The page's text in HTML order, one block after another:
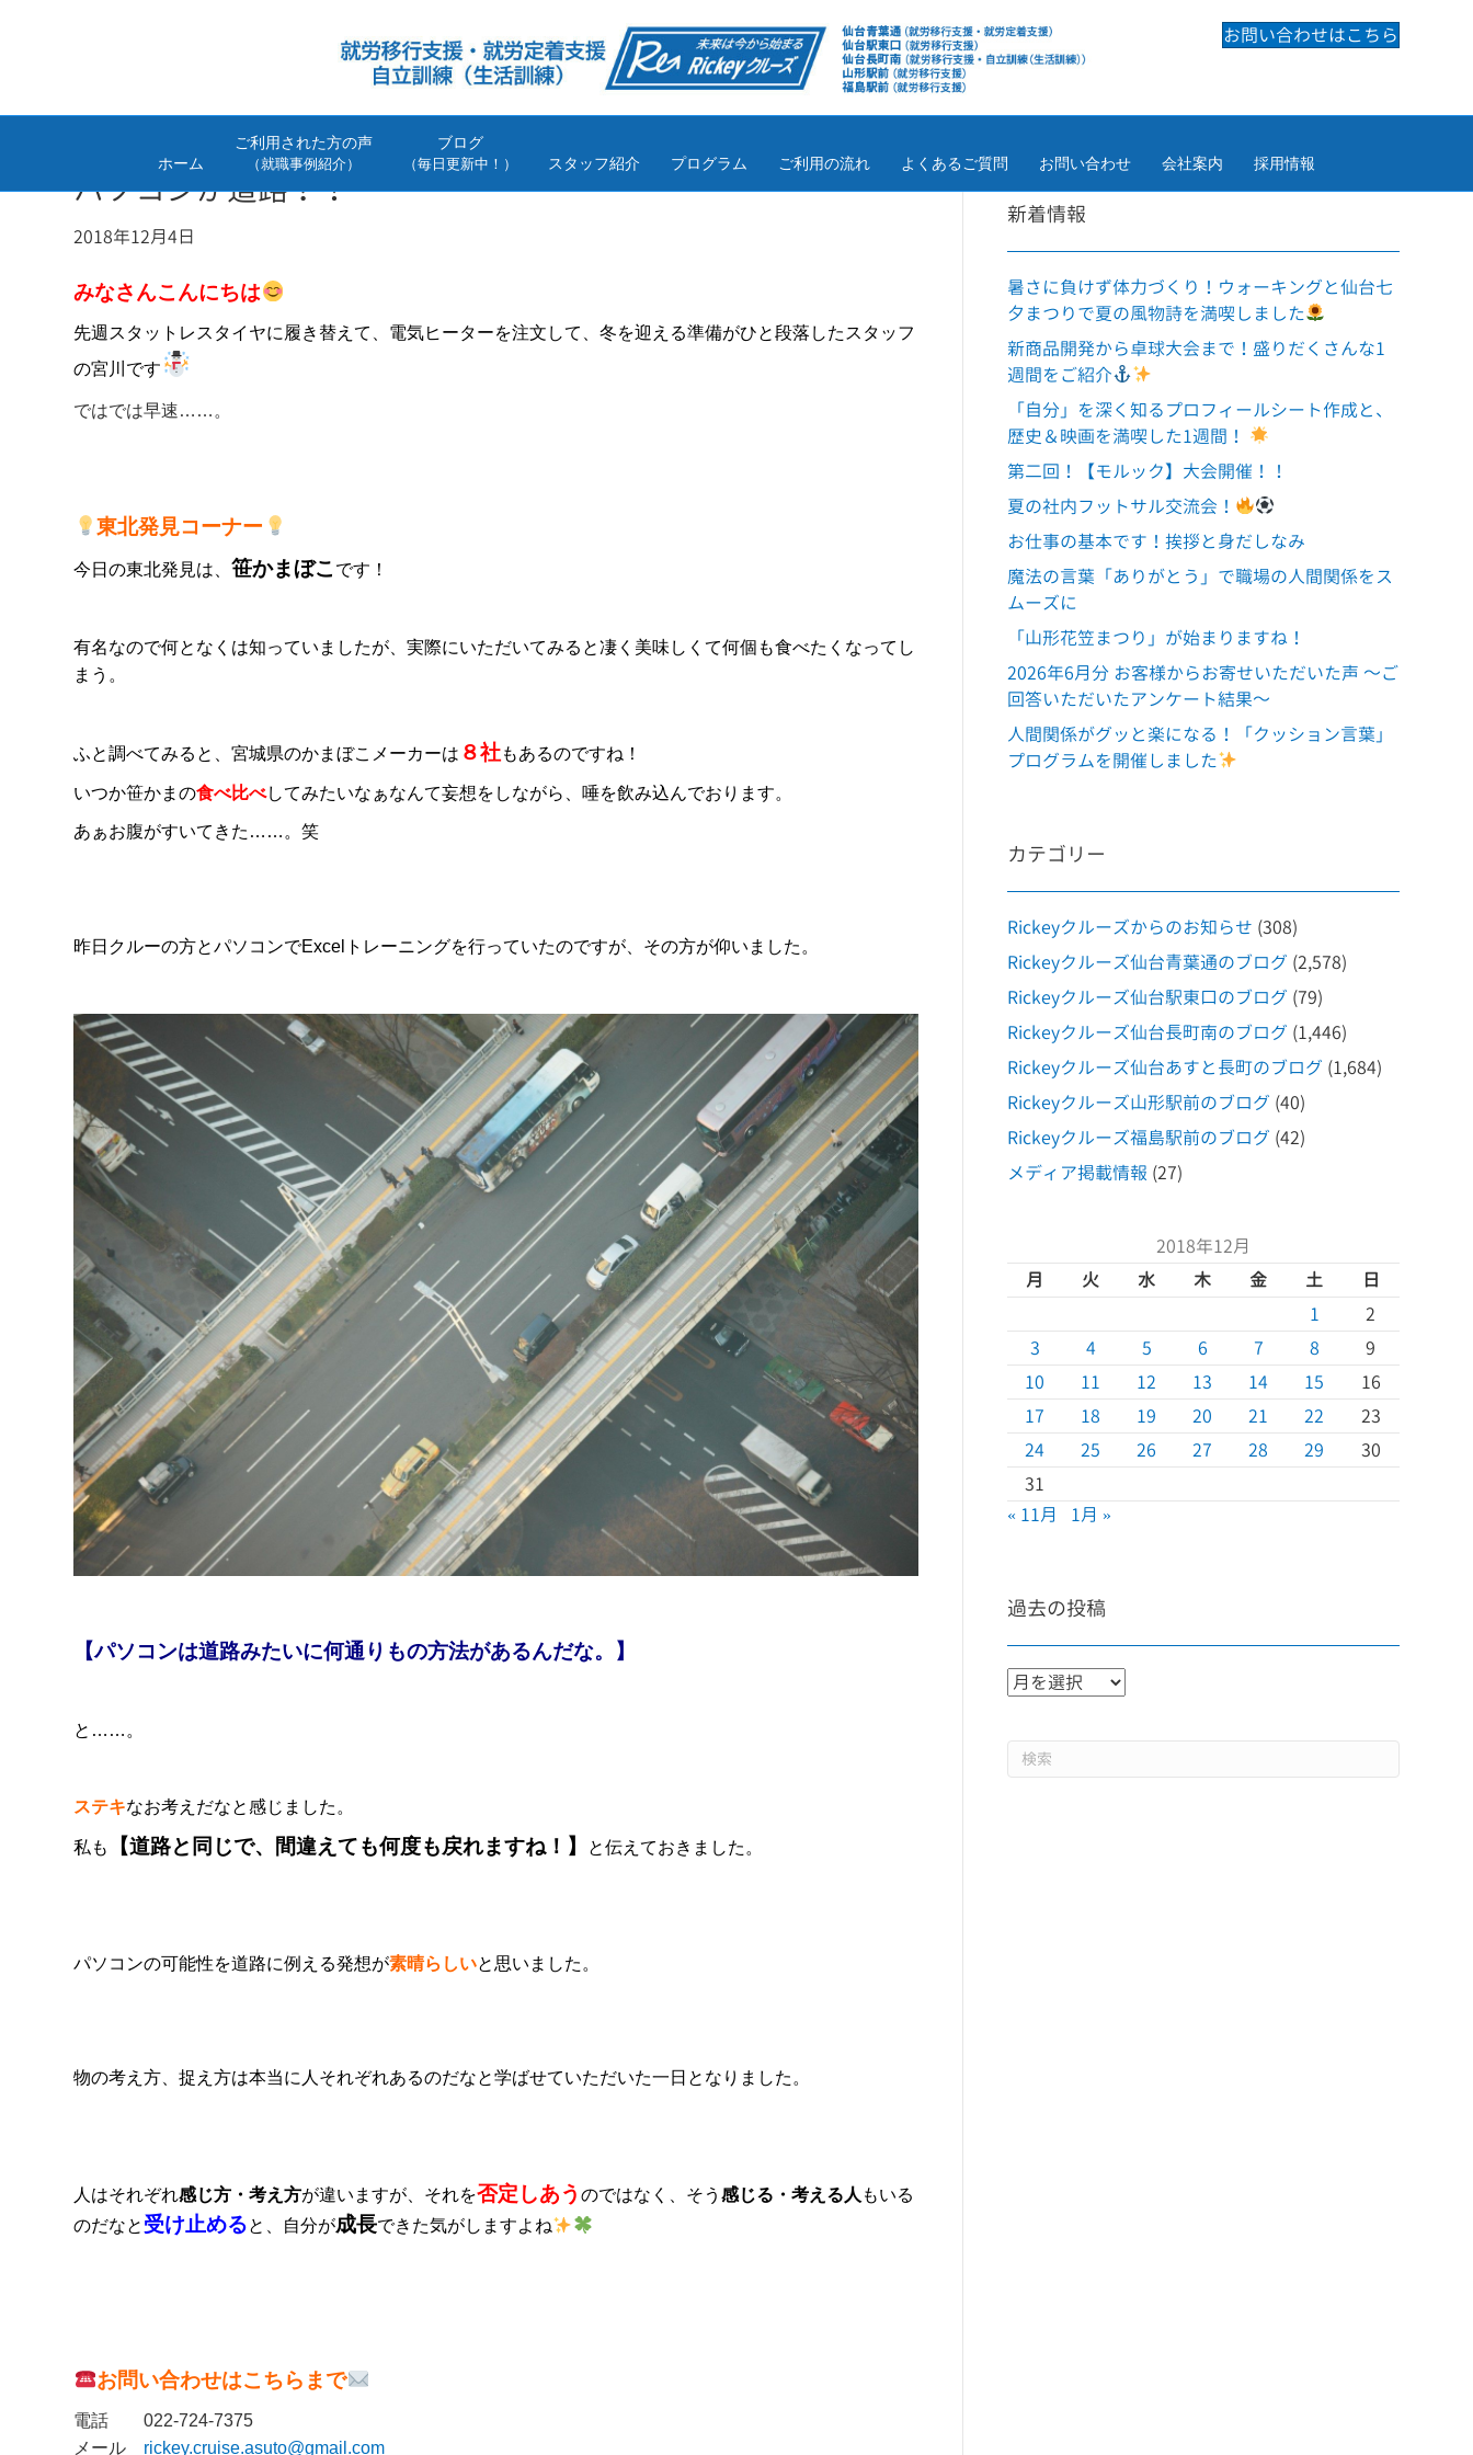
ホーム
ご利用された方の声
（就職事例紹介）
ブログ
（毎日更新中！） スタッフ紹介 プログラム ご利用の流れ よくあるご質問 お問い合わせ 会社案内 採用情報
お問い合わせはこちら
パソコンが道路？！
2018年12月4日
みなさんこんにちは
先週スタットレスタイヤに履き替えて、電気ヒーターを注文して、冬を迎える準備がひと段落したスタッフ
の宮川です
ではでは早速……。
東北発見コーナー
今日の東北発見は、笹かまぼこ です！
有名なので何となくは知っていましたが、実際にいただいてみると凄く美味しくて何個も食べたくなってし
まう。
ふと調べてみると、宮城県のかまぼこメーカーは ８社もあるのですね！
いつか笹かまの食べ比べしてみたいなぁなんて妄想をしながら、唾を飲み込んでおります。
あぁお腹がすいてきた……。笑
昨日クルーの方とパソコンでExcel トレーニングを行っていたのですが、その方が仰いました。
【パソコンは道路みたいに何通りもの方法があるんだな。】
と……。
ステキなお考えだなと感じました。
私も 【道路と同じで、間違えても何度も戻れますね！】 と伝えておきました 。
パソコンの可能性を道路に例える発想が素晴らしいと思いました。
物の考え方、捉え方は本当に人それぞれあるのだなと学ばせていただいた一日となりました。
人はそれぞれ感じ方・考え方が違いますが、それを否定しあうのではなく、そう感じる・考える人 もいる
のだなと 受け止めると、自分が成長できた気がしますよね
お問い合わせはこちらまで
電話022-724-7375
メール rickey.cruise.asuto@gmail.com
新着情報
暑さに負けず体力づくり！ウォーキングと仙台七
夕まつりで夏の風物詩を満喫しました
新商品開発から卓球大会まで！盛りだくさんな1
週間をご紹介
「自分」を深く知るプロフィールシート作成と、
歴史＆映画を満喫した1週間！
第二回！【モルック】大会開催！！
夏の社内フットサル交流会！
お仕事の基本です！挨拶と身だしなみ
魔法の言葉「ありがとう」で職場の人間関係をス
ムーズに
「山形花笠まつり」が始まりますね！
2026年6月分 お客様からお寄せいただいた声 ～ご
回答いただいたアンケート結果～
人間関係がグッと楽になる！「クッション言葉」
プログラムを開催しました
カテゴリー
Rickeyクルーズからのお知らせ (308)
Rickeyクルーズ仙台青葉通のブログ (2,578)
Rickeyクルーズ仙台駅東口のブログ (79)
Rickeyクルーズ仙台長町南のブログ (1,446)
Rickeyクルーズ仙台あすと長町のブログ (1,684)
Rickeyクルーズ山形駅前のブログ (40)
Rickeyクルーズ福島駅前のブログ (42)
メディア掲載情報 (27)
2018年12月
月
火 水 木 金 土
日
1
2
3
4 5 6 7 8
9
10
11 12 13 14 15
16
17
18 19 20 21 22
23
24
25 26 27 28 29
30
31
« 11月
1月 »
過去の投稿
過
投